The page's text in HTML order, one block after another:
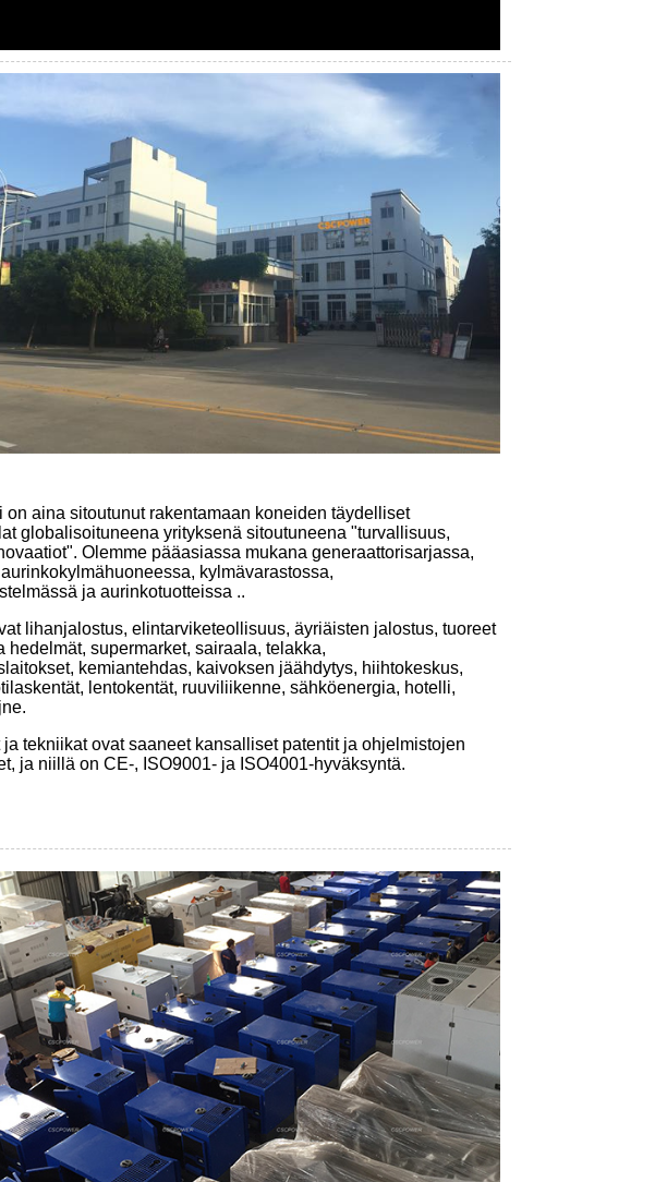
on aina sitoutunut rakentamaan koneiden täydelliset
globalisoituneena yrityksenä sitoutuneena "turvallisuus,
Olemme pääasiassa mukana generaattorisarjassa,
kylmävarastossa,
ja aurinkotuotteissa ..
lihanjalostus, elintarviketeollisuus, äyriäisten jalostus, tuoreet
hedelmät, supermarket, sairaala, telakka,
kemiantehdas, kaivoksen jäähdytys, hiihtokeskus,
lentokentät, ruuviliikenne, sähköenergia, hotelli,
ja tekniikat ovat saaneet kansalliset patentit ja ohjelmistojen
ja niillä on CE-, ISO9001- ja ISO4001-hyväksyntä.